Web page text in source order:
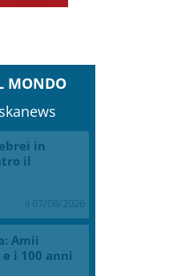
MONDO
in
il
il 07/08/2026
Amii
i 100 anni